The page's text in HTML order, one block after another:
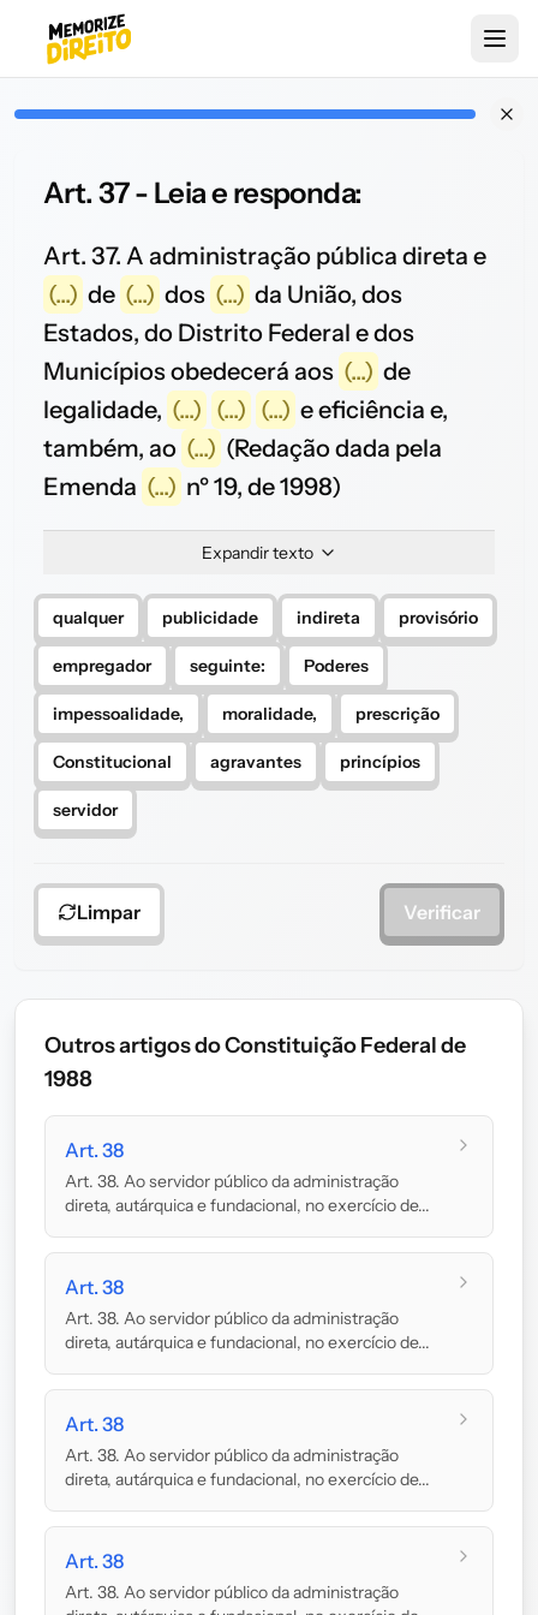
Art. 37 - Leia e responda:
Art. 37. A administração pública direta e
(...) de (...) dos (...) da União, dos
Estados, do Distrito Federal e dos
Municípios obedecerá aos (...) de
legalidade, (...) (...) (...) e eficiência e,
também, ao (...) (Redação dada pela
Emenda (...) nº 19, de 1998)
Expandir texto
qualquer publicidade indireta provisório
empregador seguinte: Poderes
impessoalidade, moralidade, prescrição
Constitucional agravantes princípios
servidor
Limpar Verificar
Outros artigos do Constituição Federal de
1988
Art. 38
Art. 38. Ao servidor público da administração
direta, autárquica e fundacional, no exercício de...
Art. 38
Art. 38. Ao servidor público da administração
direta, autárquica e fundacional, no exercício de...
Art. 38
Art. 38. Ao servidor público da administração
direta, autárquica e fundacional, no exercício de...
Art. 38
Art. 38. Ao servidor público da administração